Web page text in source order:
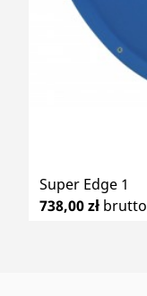
Super Edge 1
738,00 zł brutto